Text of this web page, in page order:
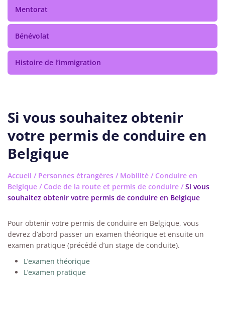
Mentorat
Bénévolat
Histoire de l’immigration
Si vous souhaitez obtenir
votre permis de conduire en
Belgique
Accueil / Personnes étrangères / Mobilité / Conduire en
Belgique / Code de la route et permis de conduire / Si vous
souhaitez obtenir votre permis de conduire en Belgique
Pour obtenir votre permis de conduire en Belgique, vous
devrez d’abord passer un examen théorique et ensuite un
examen pratique (précédé d’un stage de conduite).
L’examen théorique
L’examen pratique